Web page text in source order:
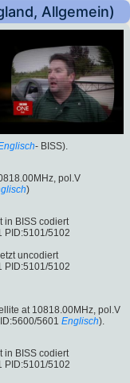
Allgemein)
- BISS).
pol.V
)
in BISS codiert
PID:5101/5102
uncodiert
PID:5101/5102
at 10818.00MHz, pol.V
5601 Englisch).
in BISS codiert
PID:5101/5102